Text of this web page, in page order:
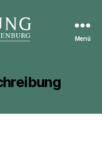
Menü